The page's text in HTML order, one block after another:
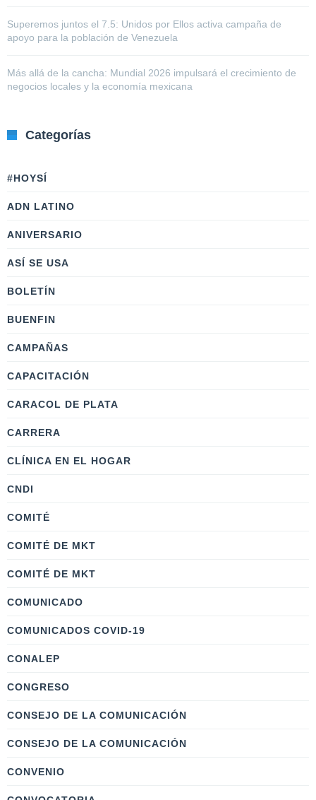
Superemos juntos el 7.5: Unidos por Ellos activa campaña de
apoyo para la población de Venezuela
Más allá de la cancha: Mundial 2026 impulsará el crecimiento de
negocios locales y la economía mexicana
Categorías
#HOYSÍ
ADN LATINO
ANIVERSARIO
ASÍ SE USA
BOLETÍN
BUENFIN
CAMPAÑAS
CAPACITACIÓN
CARACOL DE PLATA
CARRERA
CLÍNICA EN EL HOGAR
CNDI
COMITÉ
COMITÉ DE MKT
COMITÉ DE MKT
COMUNICADO
COMUNICADOS COVID-19
CONALEP
CONGRESO
CONSEJO DE LA COMUNICACIÓN
CONSEJO DE LA COMUNICACIÓN
CONVENIO